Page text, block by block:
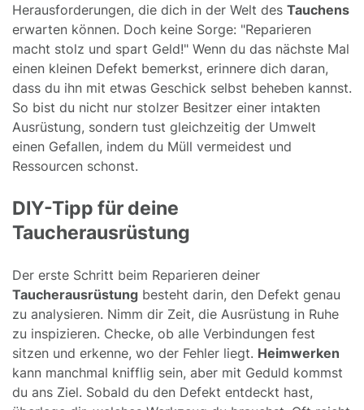
Herausforderungen, die dich in der Welt des Tauchens
erwarten können. Doch keine Sorge: "Reparieren
macht stolz und spart Geld!" Wenn du das nächste Mal
einen kleinen Defekt bemerkst, erinnere dich daran,
dass du ihn mit etwas Geschick selbst beheben kannst.
So bist du nicht nur stolzer Besitzer einer intakten
Ausrüstung, sondern tust gleichzeitig der Umwelt
einen Gefallen, indem du Müll vermeidest und
Ressourcen schonst.
DIY-Tipp für deine
Taucherausrüstung
Der erste Schritt beim Reparieren deiner
Taucherausrüstung besteht darin, den Defekt genau
zu analysieren. Nimm dir Zeit, die Ausrüstung in Ruhe
zu inspizieren. Checke, ob alle Verbindungen fest
sitzen und erkenne, wo der Fehler liegt. Heimwerken
kann manchmal knifflig sein, aber mit Geduld kommst
du ans Ziel. Sobald du den Defekt entdeckt hast,